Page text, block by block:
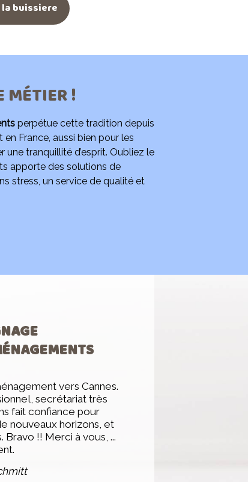
la buissiere
MÉTIER !
perpétue cette tradition depuis
France, aussi bien pour les
tranquillité d’esprit. Oubliez le
apporte des solutions de
stress, un service de qualité et
vers Cannes.
secrétariat très
fait confiance pour
nouveaux horizons, et
Bravo !! Merci à vous, ...